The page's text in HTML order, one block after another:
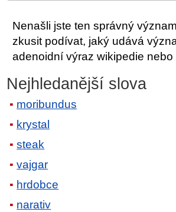
Nenašli jste ten správný
zkusit podívat, jaký udává
adenoidní výraz wikipedie nebo
Nejhledanější slova
moribundus
krystal
steak
vajgar
hrdobce
narativ